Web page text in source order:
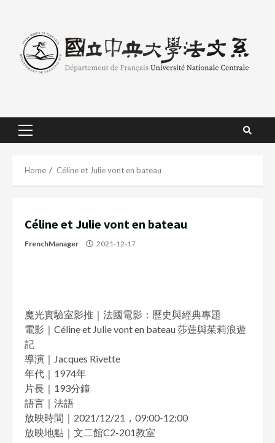
content
Primary
Home Céline et Julie vont en bateau
Céline et Julie vont en bateau
FrenchManager 2021-12-17
魔光實驗室影推｜法國電影：歷史與經典專題
電影｜Céline et Julie vont en bateau 莎蓮與茱莉浪遊
記
導演｜Jacques Rivette
年代｜1974年
片長｜193分鐘
語言｜法語
放映時間｜2021/12/21，09:00-12:00
放映地點｜文二館C2-201教室